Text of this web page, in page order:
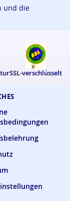
und die
SSL-verschlüsselt